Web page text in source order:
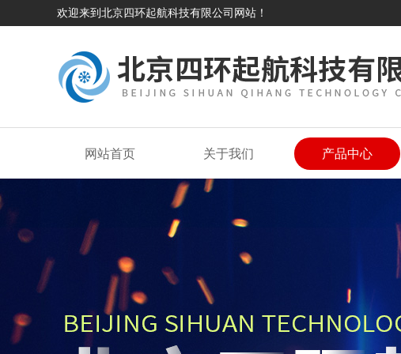
欢迎来到北京四环起航科技有限公司网站！
网站首页 关于我们 产品中心